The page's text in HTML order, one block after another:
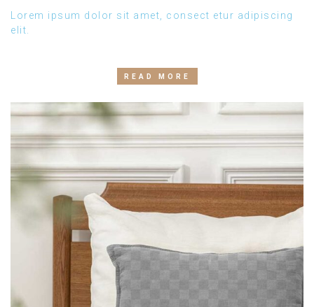
Lorem ipsum dolor sit amet, consect etur adipiscing
elit.
READ MORE